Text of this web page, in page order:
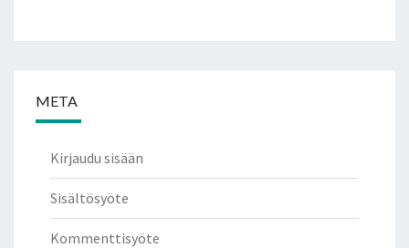
META
Kirjaudu sisään
Sisältösyöte
Kommenttisyöte